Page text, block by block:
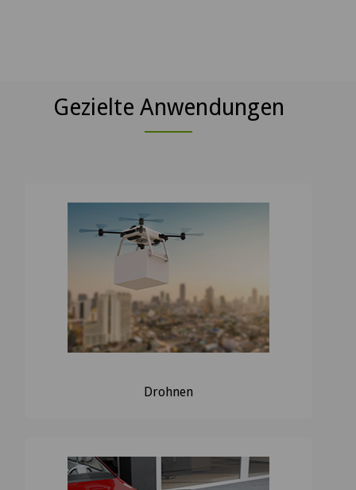
Gezielte Anwendungen
Drohnen